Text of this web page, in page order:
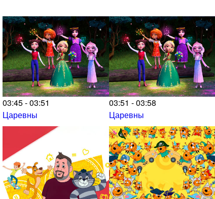
03:45 - 03:51
Царевны
03:51 - 03:58
Царевны